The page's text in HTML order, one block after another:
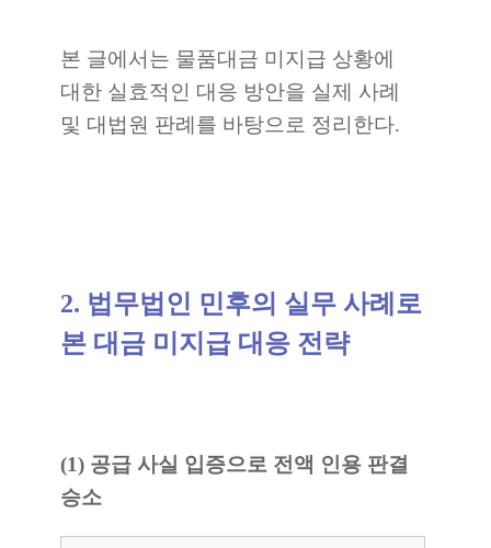
본 글에서는 물품대금 미지급 상황에
대한 실효적인 대응 방안을 실제 사례
및 대법원 판례를 바탕으로 정리한다.
2. 법무법인 민후의 실무 사례로
본 대금 미지급 대응 전략
(1) 공급 사실 입증으로 전액 인용 판결
승소